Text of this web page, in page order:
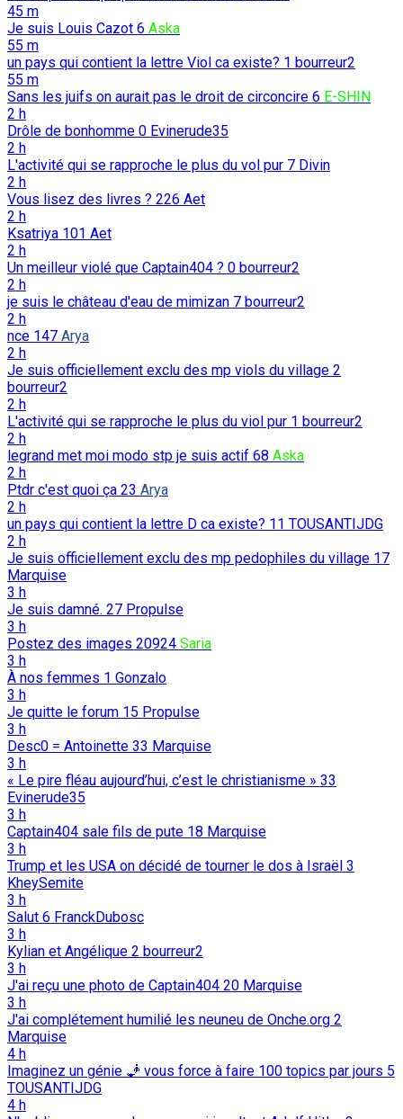
45 m
Je suis Louis Cazot 6 Aska
55 m
un pays qui contient la lettre Viol ca existe? 1 bourreur2
55 m
Sans les juifs on aurait pas le droit de circoncire 6 E-SHIN
2 h
Drôle de bonhomme 0 Evinerude35
2 h
L'activité qui se rapproche le plus du vol pur 7 Divin
2 h
Vous lisez des livres ? 226 Aet
2 h
Ksatriya 101 Aet
2 h
Un meilleur violé que Captain404 ? 0 bourreur2
2 h
je suis le château d'eau de mimizan 7 bourreur2
2 h
nce 147 Arya
2 h
Je suis officiellement exclu des mp viols du village 2
bourreur2
2 h
L'activité qui se rapproche le plus du viol pur 1 bourreur2
2 h
legrand met moi modo stp je suis actif 68 Aska
2 h
Ptdr c'est quoi ça 23 Arya
2 h
un pays qui contient la lettre D ca existe? 11 TOUSANTIJDG
2 h
Je suis officiellement exclu des mp pedophiles du village 17
Marquise
3 h
Je suis damné. 27 Propulse
3 h
Postez des images 20924 Saria
3 h
À nos femmes 1 Gonzalo
3 h
Je quitte le forum 15 Propulse
3 h
Desc0 = Antoinette 33 Marquise
3 h
« Le pire fléau aujourd’hui, c’est le christianisme » 33
Evinerude35
3 h
Captain404 sale fils de pute 18 Marquise
3 h
Trump et les USA on décidé de tourner le dos à Israël 3
KheySemite
3 h
Salut 6 FranckDubosc
3 h
Kylian et Angélique 2 bourreur2
3 h
J'ai reçu une photo de Captain404 20 Marquise
3 h
J'ai complétement humilié les neuneu de Onche.org 2
Marquise
4 h
Imaginez un génie 🧞 vous force à faire 100 topics par jours 5
TOUSANTIJDG
4 h